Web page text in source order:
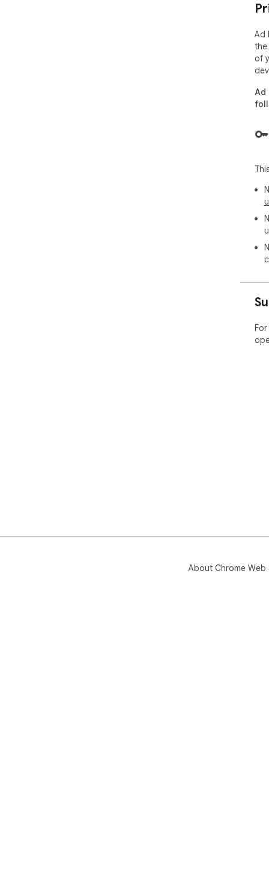
Ad
the
of
Ad
About Chrome Web